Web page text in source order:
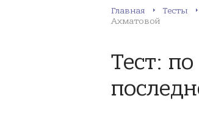
Главная Тесты
Ахматовой
Тест: